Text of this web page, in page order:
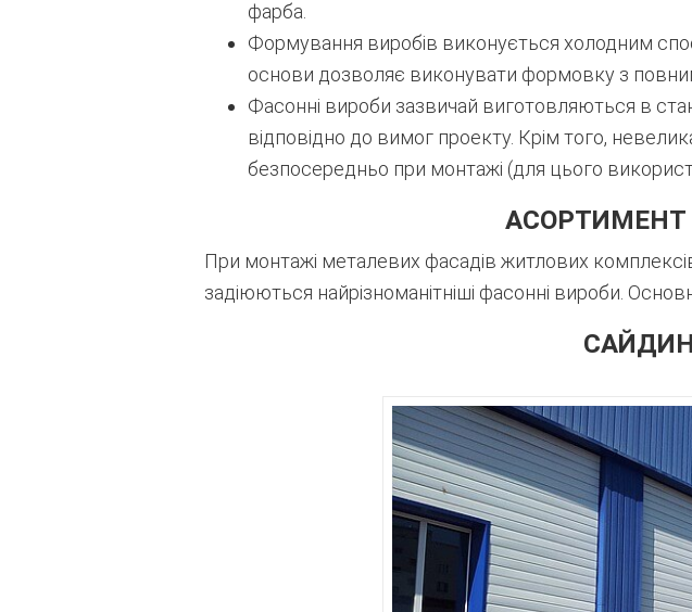
фарба.
Формування виробів виконується холодним
основи дозволяє виконувати формовку з
Фасонні вироби зазвичай виготовляються в
відповідно до вимог проекту. Крім того,
безпосередньо при монтажі (для цього
АСОРТИМЕНТ
При монтажі металевих фасадів житлових
задіюються найрізноманітніші фасонні вироби.